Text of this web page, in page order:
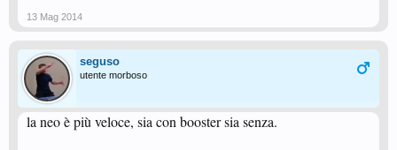
13 Mag 2014
seguso
utente morboso
la neo è più veloce, sia con booster sia senza.